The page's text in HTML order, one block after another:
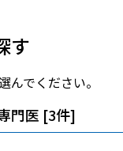
す
んでください。
門医 [3件]